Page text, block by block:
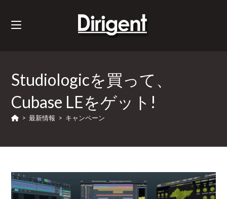
Studiologicを買って、
Cubase LEをゲット!
> 最新情報 > キャンペーン